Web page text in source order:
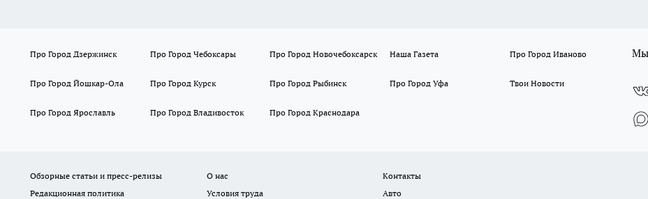
Про Город Дзержинск Про Город Чебоксары Про Город Новочебоксарск Наша Газета Про Город Иваново
Про Город Йошкар-Ола Про Город Курск Про Город Рыбинск Про Город Уфа Твои Новости
Про Город Ярославль Про Город Владивосток Про Город Краснодара
Мы
Обзорные статьи и пресс-релизы О нас
Контакты
Редакционная политика
Условия труда
Авто